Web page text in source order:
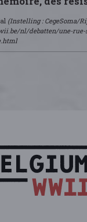
(Instelling : CegeSoma/
nl/debatten/une-rue-